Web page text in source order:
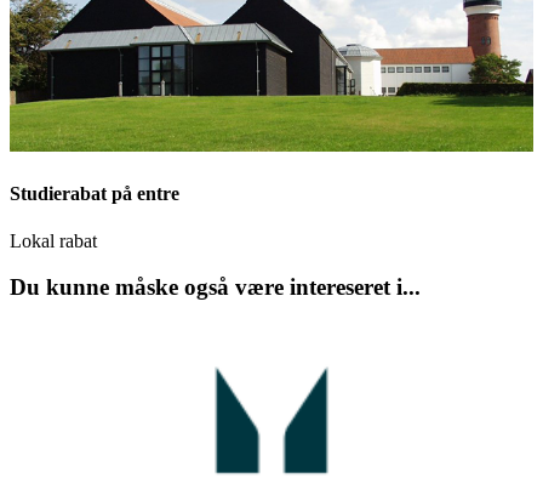
Studierabat på entre
Lokal rabat
Du kunne måske også være intereseret i...